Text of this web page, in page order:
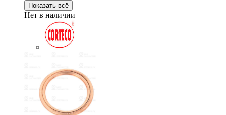
Показать всё
Нет в наличии